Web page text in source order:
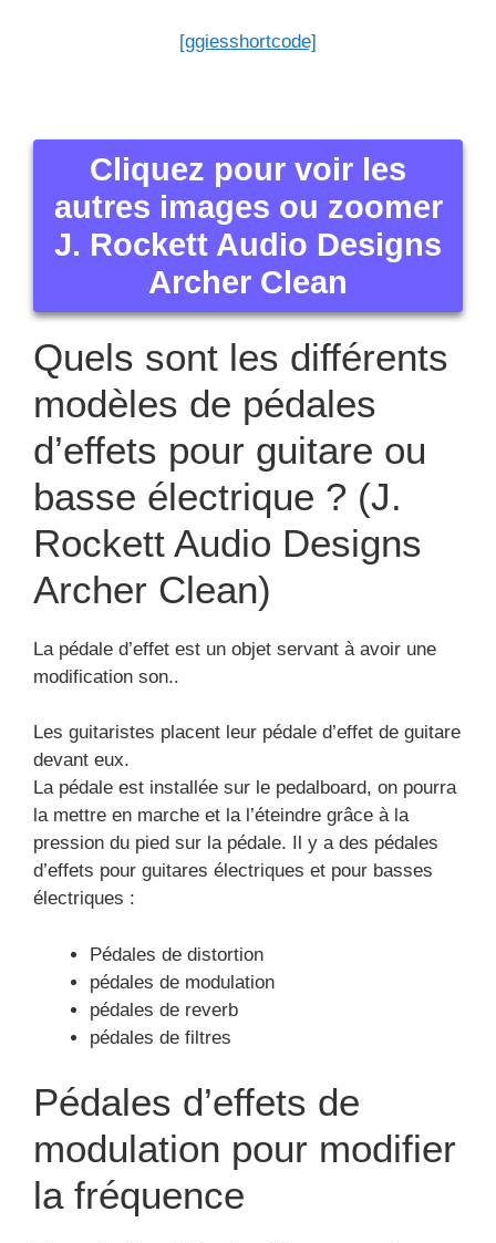
[ggiesshortcode]
Cliquez pour voir les
autres images ou zoomer
J. Rockett Audio Designs
Archer Clean
Quels sont les différents
modèles de pédales
d’effets pour guitare ou
basse électrique ? (J.
Rockett Audio Designs
Archer Clean)
La pédale d’effet est un objet servant à avoir une
modification son..
Les guitaristes placent leur pédale d’effet de guitare
devant eux.
La pédale est installée sur le pedalboard, on pourra
la mettre en marche et la l’éteindre grâce à la
pression du pied sur la pédale. Il y a des pédales
d’effets pour guitares électriques et pour basses
électriques :
Pédales de distortion
pédales de modulation
pédales de reverb
pédales de filtres
Pédales d’effets de
modulation pour modifier
la fréquence